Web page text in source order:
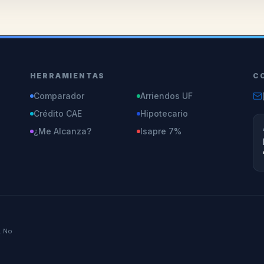
HERRAMIENTAS
Comparador
Arriendos UF
Crédito CAE
Hipotecario
¿Me Alcanza?
Isapre 7%
No